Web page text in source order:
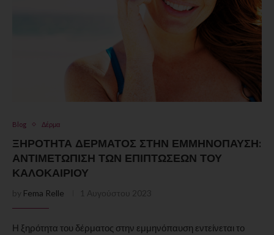
Blog Δέρμα
ΞΗΡΌΤΗΤΑ ΔΈΡΜΑΤΟΣ ΣΤΗΝ ΕΜΜΗΝΌΠΑΥΣΗ:
ΑΝΤΙΜΕΤΏΠΙΣΗ ΤΩΝ ΕΠΙΠΤΏΣΕΩΝ ΤΟΥ
ΚΑΛΟΚΑΙΡΙΟΎ
by Fema Relle 1 Αυγούστου 2023
Η ξηρότητα του δέρματος στην εμμηνόπαυση εντείνεται το